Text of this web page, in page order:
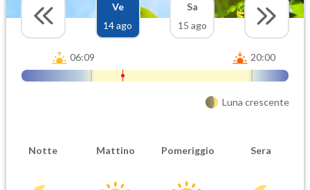
Ve
14 ago
Sa
15 ago
06:09 20:00
Luna crescente
Notte Mattino Pomeriggio Sera